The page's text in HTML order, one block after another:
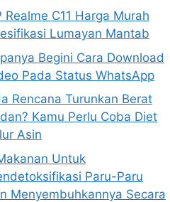
Realme C11 Harga Murah
Lumayan Mantab
Begini Cara Download
Pada Status WhatsApp
Rencana Turunkan Berat
Kamu Perlu Coba Diet
Asin
Untuk
Paru-Paru
Menyembuhkannya Secara